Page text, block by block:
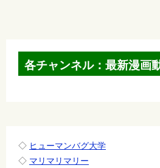
各チャンネル：最新漫画
◇ ヒューマンバグ大学
◇ マリマリマリー